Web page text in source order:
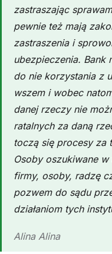
zastraszając
pewnie też mają
zastraszenia i
ubezpieczenia. Bank
do nie korzystania z
wszem i wobec
danej rzeczy nie
ratalnych za daną
toczą się procesy za
Osoby oszukiwane
firmy, osoby, radzę
pozwem do sądu
działaniom tych
Alina Alina